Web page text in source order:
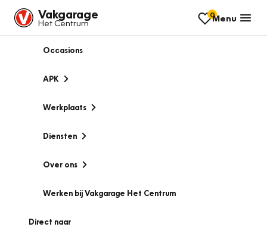
Vakgarage
Het Centrum
0Menu
Occasions
APK
Werkplaats
Diensten
Over ons
Werken bij Vakgarage Het Centrum
Direct naar